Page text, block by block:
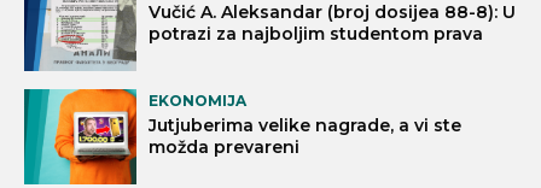
Vučić A. Aleksandar (broj dosijea 88-8): U
potrazi za najboljim studentom prava
EKONOMIJA
Jutjuberima velike nagrade, a vi ste
možda prevareni